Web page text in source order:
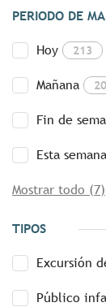
PERIODO DE
Hoy 213
Mañana
Fin de
Esta semana
Mostrar todo (7)
TIPOS
Excursión
Público